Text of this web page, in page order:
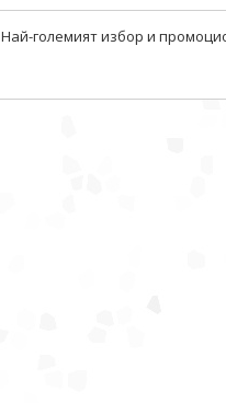
Най-големият избор и